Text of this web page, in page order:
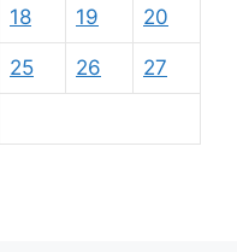
18 19 20
25 26 27